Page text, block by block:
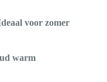
voor zomer
warm